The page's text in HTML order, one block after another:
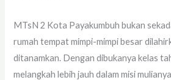
MTsN 2 Kota Payakumbuh bukan
rumah tempat mimpi-mimpi besar
ditanamkan. Dengan dibukanya kelas
melangkah lebih jauh dalam misi